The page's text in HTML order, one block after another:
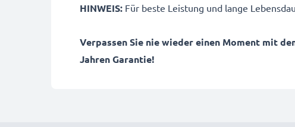
HINWEIS: Für beste Leistung und lange
Verpassen Sie nie wieder einen Moment mit
Jahren Garantie!